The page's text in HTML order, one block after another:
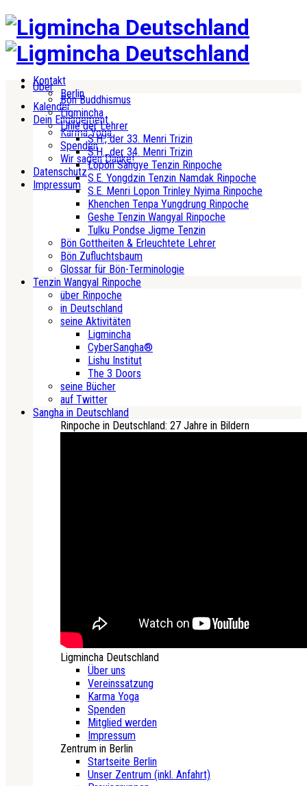
Kontakt
Berlin
Kalender
Dein Engagement
Karma Yoga
Spenden
Wir sagen Danke!
Datenschutz
Impressum
Über
Bön Buddhismus
Ligmincha
Linie der Lehrer
S.H., der 33. Menri Trizin
S.H., der 34. Menri Trizin
Lopön Sangye Tenzin Rinpoche
S.E. Yongdzin Tenzin Namdak Rinpoche
S.E. Menri Lopon Trinley Nyima Rinpoche
Khenchen Tenpa Yungdrung Rinpoche
Geshe Tenzin Wangyal Rinpoche
Tulku Pondse Jigme Tenzin
Bön Gottheiten & Erleuchtete Lehrer
Bön Zufluchtsbaum
Glossar für Bön-Terminologie
Tenzin Wangyal Rinpoche
über Rinpoche
in Deutschland
seine Aktivitäten
Ligmincha
CyberSangha®
Lishu Institut
The 3 Doors
seine Bücher
auf Twitter
Sangha in Deutschland
Rinpoche in Deutschland: 27 Jahre in Bildern
Ligmincha Deutschland
Über uns
Vereinssatzung
Karma Yoga
Spenden
Mitglied werden
Impressum
Zentrum in Berlin
Startseite Berlin
Unser Zentrum (inkl. Anfahrt)